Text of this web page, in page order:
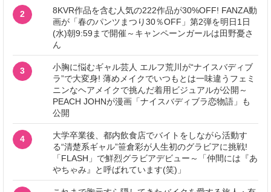
2
8KVR作品を含む人気の222作品が30%OFF! FANZA動
画が「春のパンツまつり30％OFF」第2弾を明日1日
(水)朝9:59まで開催～キャンペーンガールは田野憂さ
ん
3
小胸に悩むギャル芸人 エルフ荒川が“ナイスバディブ
ラ”で大変身! 薄めメイクでいつもとは一味違うフェミ
ニンなヘアメイクで挑んだ着用ビジュアルが公開～
PEACH JOHNが漫画「ナイスバディブラ恋物語」も
公開
4
大学卒業後、都内飲食店でバイトをしながら活動す
る“清楚系ギャル”笹倉彩が人生初のグラビアに挑戦!
「FLASH」で鮮烈グラビアデビュー～「仲間には『あ
やちゃみ』と呼ばれています(笑)」